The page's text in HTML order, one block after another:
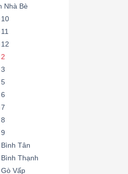
Nhà Bè
Tân
Thạnh
Vấp